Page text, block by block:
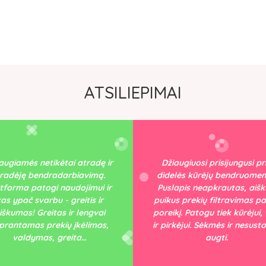
ATSILIEPIMAI
prisijungusi prie
kūrėjų bendruomenės.
neapkrautas, aiškus,
prekių filtravimas pagal
Patogu tiek kūrėjui, tiek
Sėkmės ir nesustokite
augti.
Smagu, kad atsirado
platforma. Paprasta
patogu. Džiaugiamės,
mes čia esame. Geriausios
kloties!